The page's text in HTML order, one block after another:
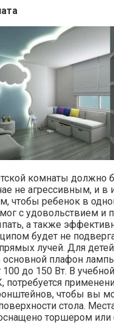
комнаты должно
не агрессивным, и в
чтобы ребенок в
с удовольствием и
а также
будет не
лучей. Для
основной плафон
до 150 Вт. В
потребуется
чтобы вы
стола.
торшером или